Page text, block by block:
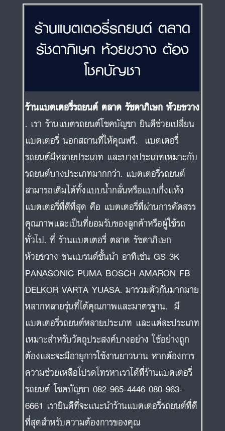
ร้านแบตเตอรี่รถยนต์ ตลาด
รัชดาภิเษก ห้วยขวาง ต้อง
โชคบัญชา
ร้านแบตเตอรี่รถยนต์ ตลาด รัชดาภิเษก ห้วยขวาง
. เรา ร้านแบตรถยนต์โชคบัญชา ยินดีช่วยเปลี่ยน
แบตเตอรี่ นอกสถานที่ให้คุณฟรี. แบตเตอรี่
รถยนต์มีหลายประเภท และบางประเภทเหมาะกับ
รถยนต์บางประเภทมากกว่า. แบตเตอรี่รถยนต์
สามารถเติมได้ทั้งแบบน้ำกลั่นหรือแบบกึ่งแห้ง
แบตเตอรี่ที่ดีที่สุด คือ แบตเตอรี่ที่ผ่านการคัดสรร
คุณภาพและเป็นที่ยอมรับของลูกค้าหรือผู้ใช้รถ
ทั่วไป. ที่ ร้านแบตเตอรี่ ตลาด รัชดาภิเษก
ห้วยขวาง ขนแบรนด์ชั้นนำ อาทิเช่น GS 3K
PANASONIC PUMA BOSCH AMARON FB
DELKOR VARTA YUASA. มารวมตัวกันมากมาย
หลากหลายรุ่นที่ได้คุณภาพและมาตรฐาน. มี
แบตเตอรี่รถยนต์หลายประเภท และแต่ละประเภท
เหมาะสำหรับวัตถุประสงค์บางอย่าง ใช้อย่างถูก
ต้องและจะมีอายุการใช้งานยาวนาน หากต้องการ
ความช่วยเหลือโปรดโทรหาเราได้ที่ร้านแบตเตอรี่
รถยนต์ โชคบัญชา 082-965-4446 080-963-
6661 เรายินดีที่จะแนะนำร้านแบตเตอรี่รถยนต์ที่ดี
ที่สุดสำหรับความต้องการของคุณ